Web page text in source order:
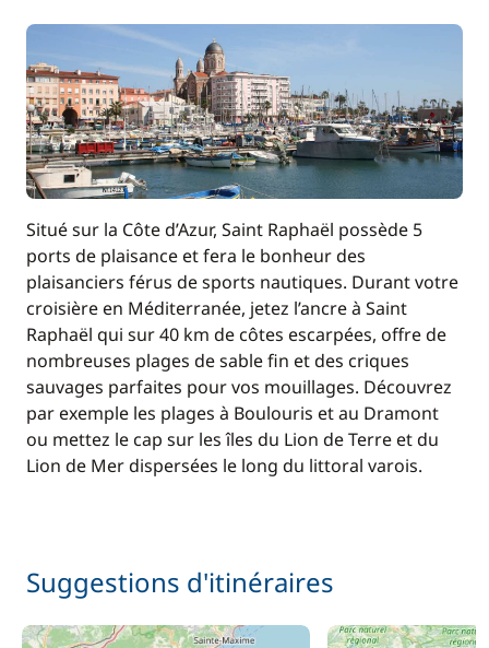
Situé sur la Côte d’Azur, Saint Raphaël possède 5
ports de plaisance et fera le bonheur des
plaisanciers férus de sports nautiques. Durant votre
croisière en Méditerranée, jetez l’ancre à Saint
Raphaël qui sur 40 km de côtes escarpées, offre de
nombreuses plages de sable fin et des criques
sauvages parfaites pour vos mouillages. Découvrez
par exemple les plages à Boulouris et au Dramont
ou mettez le cap sur les îles du Lion de Terre et du
Lion de Mer dispersées le long du littoral varois.
Suggestions d'itinéraires